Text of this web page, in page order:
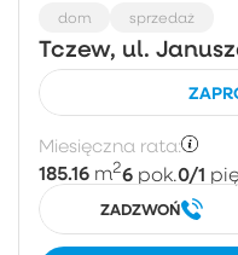
dom sprzedaż
Tczew, ul.
Miesięczna rata:
185.16 m26 pok.0/1
ZADZWOŃ